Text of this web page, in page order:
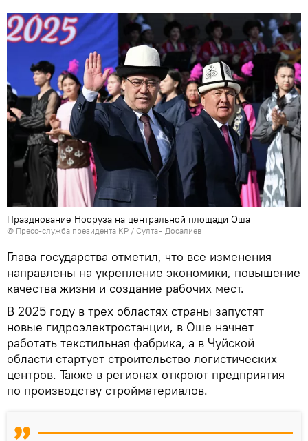
Празднование Нооруза на центральной площади Оша
© Пресс-служба президента КР / Султан Досалиев
Глава государства отметил, что все изменения
направлены на укрепление экономики, повышение
качества жизни и создание рабочих мест.
В 2025 году в трех областях страны запустят
новые гидроэлектростанции, в Оше начнет
работать текстильная фабрика, а в Чуйской
области стартует строительство логистических
центров. Также в регионах откроют предприятия
по производству стройматериалов.